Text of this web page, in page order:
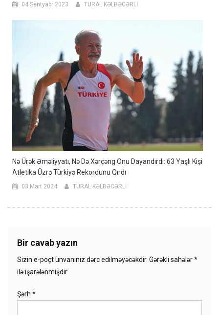
04 Sentyabr 2023 TURAL KƏLBƏCƏRLİ
Nə Ürək Əməliyyatı, Nə Də Xərçəng Onu Dayandırdı: 63 Yaşlı Kişi
Atletika Üzrə Türkiyə Rekordunu Qırdı
03 Mart 2024 TURAL KƏLBƏCƏRLİ
Bir cavab yazın
Sizin e-poçt ünvanınız dərc edilməyəcəkdir. Gərəkli sahələr*
ilə işarələnmişdir
Şərh *